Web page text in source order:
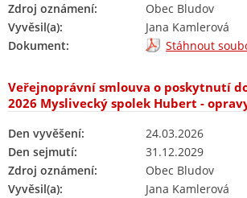
Zdroj oznámení:
Obec Bludov
Vyvěsil(a):
Jana Kamlerová
Dokument:
Stáhnout
Veřejnoprávní smlouva o poskytnutí
2026 Myslivecký spolek Hubert -
Den vyvěšení:
24.03.2026
Den sejmutí:
31.12.2029
Zdroj oznámení:
Obec Bludov
Vyvěsil(a):
Jana Kamlerová